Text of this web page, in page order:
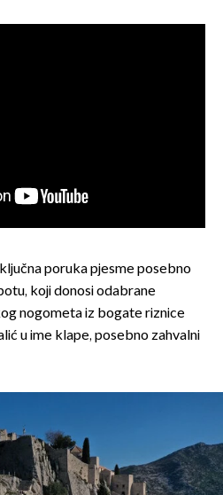
poruka pjesme posebno
koji donosi odabrane
nogometa iz bogate riznice
u ime klape, posebno zahvalni